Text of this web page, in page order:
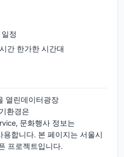
정
간 한가한 시간대
열린데이터광장
환경은
문화행사 정보는
합니다. 본 페이지는 서울시
프로젝트입니다.